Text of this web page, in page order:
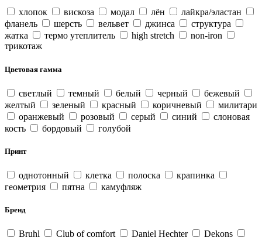
хлопок вискоза модал лён
лайкра/эластан
фланель
шерсть вельвет джинса
структура
жатка
термо утеплитель high stretch
non-iron
трикотаж
Цветовая гамма
светлый темный белый черный
бежевый
желтый
зеленый красный коричневый
милитари
оранжевый
розовый серый синий
слоновая
кость
бордовый голубой
Принт
однотонный клетка полоска
крапинка
геометрия
пятна камуфляж
Бренд
Bruhl Club of comfort Daniel Hechter
Dekons